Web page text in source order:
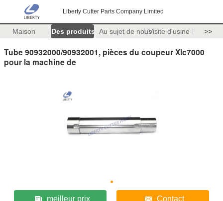
Liberty Cutter Parts Company Limited
Maison Des produits Au sujet de nousVisite d'usine >>
Tube 90932000/90932001, pièces du coupeur Xlc7000
pour la machine de
meilleur prix Contact